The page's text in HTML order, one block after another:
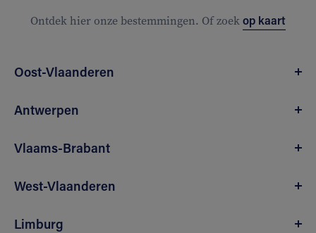
Ontdek hier onze bestemmingen. Of zoekop kaart
Oost-Vlaanderen
Antwerpen
Vlaams-Brabant
West-Vlaanderen
Limburg